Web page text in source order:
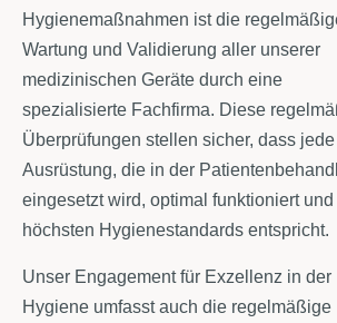
Hygienemaßnahmen ist die
Wartung und Validierung aller unserer
medizinischen Geräte durch eine
spezialisierte Fachfirma. Diese
Überprüfungen stellen sicher, dass jede
Ausrüstung, die in der
eingesetzt wird, optimal funktioniert und
höchsten Hygienestandards entspricht.
Unser Engagement für Exzellenz in der
Hygiene umfasst auch die regelmäßige